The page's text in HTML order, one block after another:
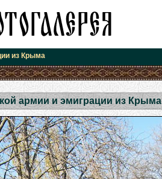
из Крыма
армии и эмиграции из Крыма